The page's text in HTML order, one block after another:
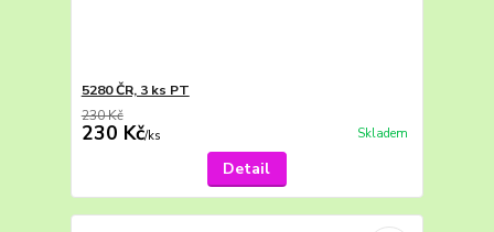
5280 ČR, 3 ks PT
230 Kč
230 Kč/ks Skladem
Detail